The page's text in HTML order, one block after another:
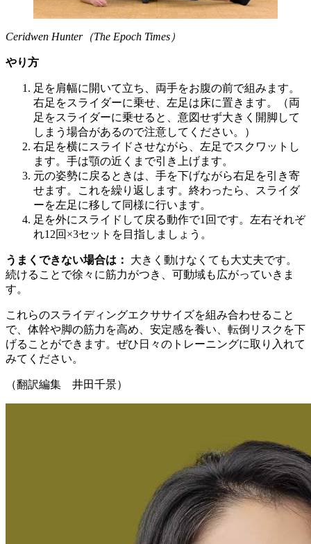
Ceridwen Hunter（The Epoch Times）
やり方
足を肩幅に開いて立ち、両手をお腹の前で組みます。
右足をスライダーに乗せ、左足は床に置きます。（両
足をスライダーに乗せると、意図せず大きく開脚して
しまう場合があるので注意してください。）
右足を横にスライドさせながら、左足でスクワットし
ます。手は顎の近くまで引き上げます。
元の姿勢に戻るときは、手を下げながら右足を引き寄
せます。これを繰り返します。終わったら、スライダ
ーを左足に移して同様に行います。
足を外にスライドして戻る動作で1回です。左右それぞ
れ12回×3セットを目指しましょう。
うまくできない場合は：
大きく動けなくても大丈夫です。
続けることで徐々に筋力がつき、可動域も広がっていきま
す。
これらのスライディングエクササイズを組み合わせること
で、体幹や脚の筋力を高め、安定感を養い、転倒リスクを下
げることができます。ぜひ日々のトレーニングに取り入れて
みてください。
（翻訳編集 井田千景）